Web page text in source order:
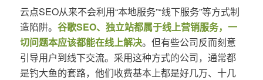
云点SEO从来不会利用“本地服务”“线下服务”等方式制
造陷阱。 谷歌SEO、独立站都属于线上营销服务，一
切问题本应该都能在线上解决。但有些公司反而刻意
引导用户到线下交流。采用这种方式的公司，通常都
是钓大鱼的套路，他们收费基本上都是好几万、十几